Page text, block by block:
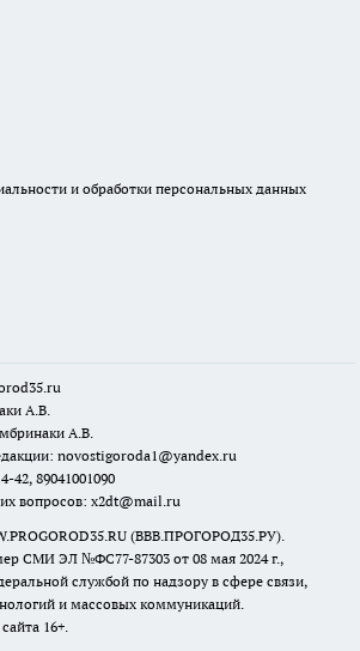
и обработки персональных данных
u
А.В.
А.В.
novostigoroda1@yandex.ru
42, 89041001090
вопросов: x2dt@mail.ru
(ВВВ.ПРОГОРОД35.РУ).
СМИ ЭЛ №ФС77-87303 от 08 мая 2024 г.,
службой по надзору в сфере связи,
и массовых коммуникаций.
16+.